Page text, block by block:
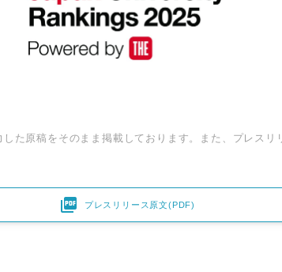
た原稿をそのまま掲載しております。また、プレスリ
 プレスリリース原文(PDF)